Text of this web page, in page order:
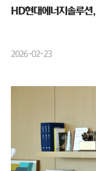
HD현대에너지솔루
2026-02-23